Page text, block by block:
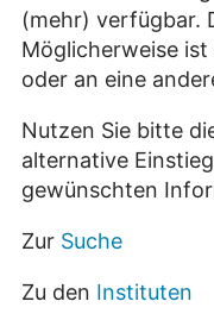
(mehr) verfügbar.
Möglicherweise
oder an eine
Nutzen Sie bitte
alternative
gewünschten
Zur Suche
Zu den Instituten